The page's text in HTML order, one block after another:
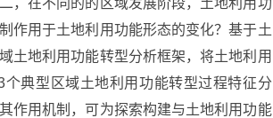
，在不同的的区域发展阶段，土地利用功
作用于土地利用功能形态的变化？基于土
土地利用功能转型分析框架，将土地利用
典型区域土地利用功能转型过程特征分
作用机制，可为探索构建与土地利用功能